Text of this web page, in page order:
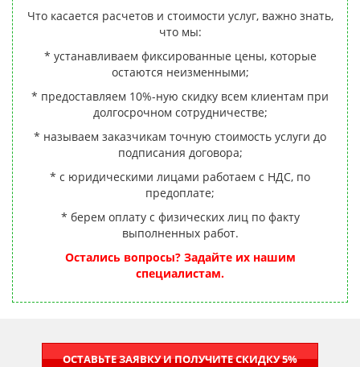
Что касается расчетов и стоимости услуг, важно знать,
что мы:
* устанавливаем фиксированные цены, которые
остаются неизменными;
* предоставляем 10%-ную скидку всем клиентам при
долгосрочном сотрудничестве;
* называем заказчикам точную стоимость услуги до
подписания договора;
* с юридическими лицами работаем с НДС, по
предоплате;
* берем оплату с физических лиц по факту
выполненных работ.
Остались вопросы? Задайте их нашим
специалистам.
ОСТАВЬТЕ ЗАЯВКУ И ПОЛУЧИТЕ СКИДКУ 5%